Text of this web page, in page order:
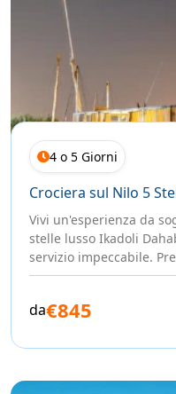
4 o 5 Giorni
Crociera sul Nilo 5
Vivi un'esperienza da
stelle lusso Ikadoli
servizio impeccabile.
da€845